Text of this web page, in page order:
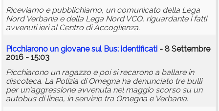
Riceviamo e pubblichiamo, un comunicato della Lega
Nord Verbania e della Lega Nord VCO, riguardante i fatti
avvenuti ieri al Centro di Accoglienza.
Picchiarono un giovane sul Bus: identificati - 8 Settembre
2016 - 15:03
Picchiarono un ragazzo e poi si recarono a ballare in
discoteca. La Polizia di Omegna ha denunciato tre bulli
per un'aggressione avvenuta nel maggio scorso su un
autobus di linea, in servizio tra Omegna e Verbania.